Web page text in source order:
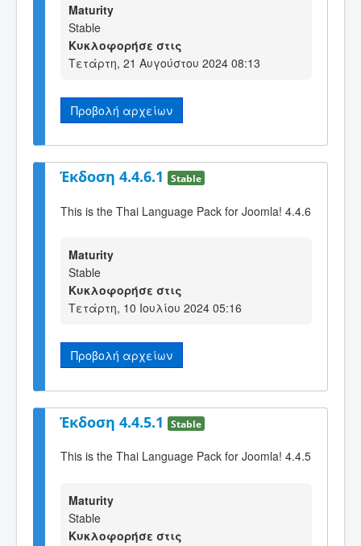
Maturity
Stable
Κυκλοφορήσε στις
Τετάρτη, 21 Αυγούστου 2024 08:13
Προβολή αρχείων
Έκδοση 4.4.6.1 Stable
This is the Thai Language Pack for Joomla! 4.4.6
Maturity
Stable
Κυκλοφορήσε στις
Τετάρτη, 10 Ιουλίου 2024 05:16
Προβολή αρχείων
Έκδοση 4.4.5.1 Stable
This is the Thai Language Pack for Joomla! 4.4.5
Maturity
Stable
Κυκλοφορήσε στις